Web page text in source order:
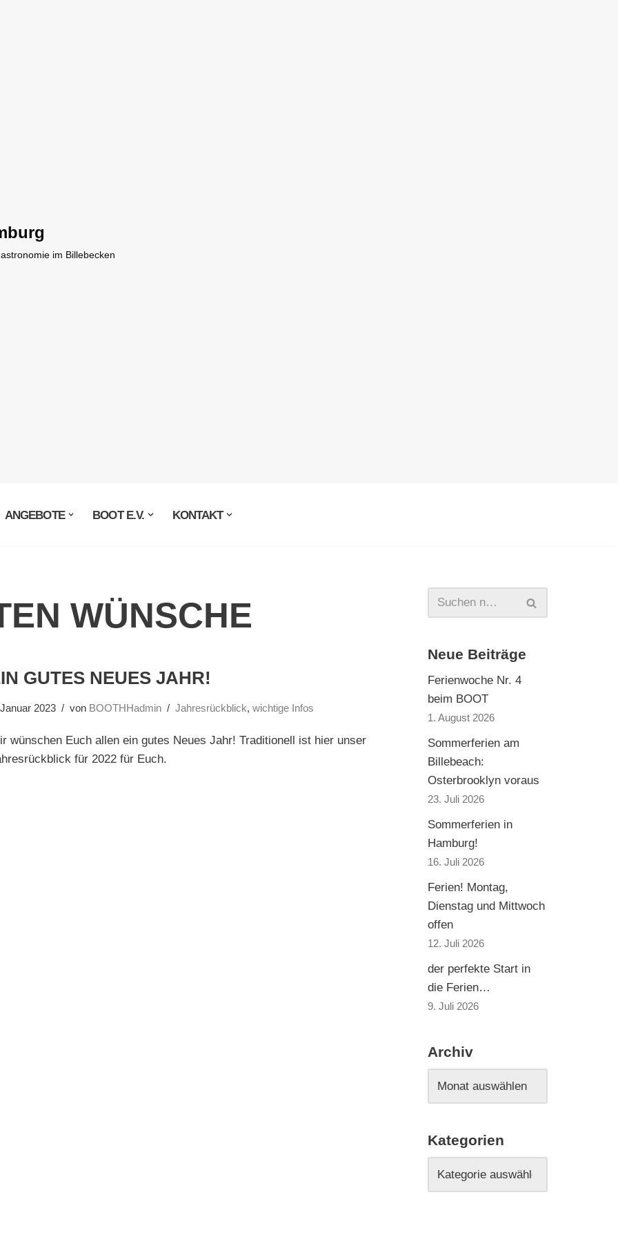
im Billebecken
ANGEBOTE BOOT E.V. KONTAKT
WÜNSCHE
GUTES NEUES JAHR!
2023 von BOOTHHadmin Jahresrückblick,wichtige Infos
wünschen Euch allen ein gutes Neues Jahr! Traditionell ist hier unser
für 2022 für Euch.
Neue Beiträge
Ferienwoche Nr. 4
beim BOOT
1. August 2026
Sommerferien am
Billebeach:
Osterbrooklyn voraus
23. Juli 2026
Sommerferien in
Hamburg!
16. Juli 2026
Ferien! Montag,
Dienstag und Mittwoch
offen
12. Juli 2026
der perfekte Start in
die Ferien…
9. Juli 2026
Archiv
Kategorien